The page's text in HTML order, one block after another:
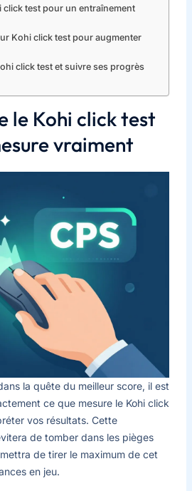
test pour un entraînement
Kohi click test pour augmenter
click test et suivre ses progrès
le Kohi click test
vraiment
la quête du meilleur score, il est
ce que mesure le Kohi click
vos résultats. Cette
de tomber dans les pièges
de tirer le maximum de cet
en jeu.